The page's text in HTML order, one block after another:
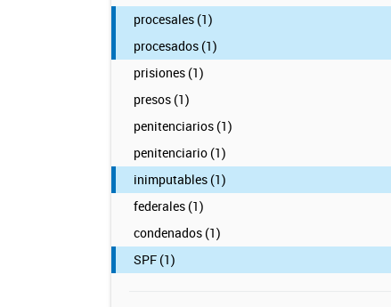
procesales (1)
procesados (1)
prisiones (1)
presos (1)
penitenciarios (1)
penitenciario (1)
inimputables (1)
federales (1)
condenados (1)
SPF (1)